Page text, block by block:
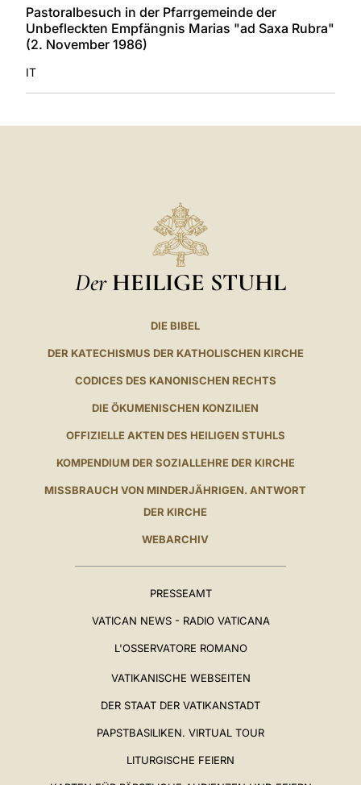
Pastoralbesuch in der Pfarrgemeinde der
Unbefleckten Empfängnis Marias "ad Saxa Rubra"
(2. November 1986)
IT
Der HEILIGE STUHL
DIE BIBEL
DER KATECHISMUS DER KATHOLISCHEN KIRCHE
CODICES DES KANONISCHEN RECHTS
DIE ÖKUMENISCHEN KONZILIEN
OFFIZIELLE AKTEN DES HEILIGEN STUHLS
KOMPENDIUM DER SOZIALLEHRE DER KIRCHE
MISSBRAUCH VON MINDERJÄHRIGEN. ANTWORT
DER KIRCHE
WEBARCHIV
PRESSEAMT
VATICAN NEWS - RADIO VATICANA
L'OSSERVATORE ROMANO
VATIKANISCHE WEBSEITEN
DER STAAT DER VATIKANSTADT
PAPSTBASILIKEN. VIRTUAL TOUR
LITURGISCHE FEIERN